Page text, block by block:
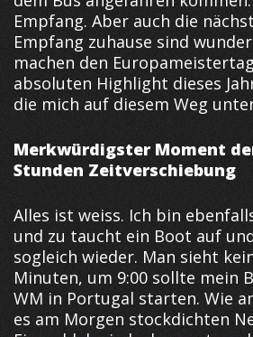
Empfang. Aber auch die
Empfang zuhause sind
machen den
absoluten Highlight dieses
die mich auf diesem Weg
Merkwürdigster Moment
Stunden Zeitverschiebung
Alles ist weiss. Ich bin
und zu taucht ein Boot auf
sogleich wieder. Man sieht
Minuten, um 9:00 sollte mein
WM in Portugal starten. Wie
es am Morgen stockdichten